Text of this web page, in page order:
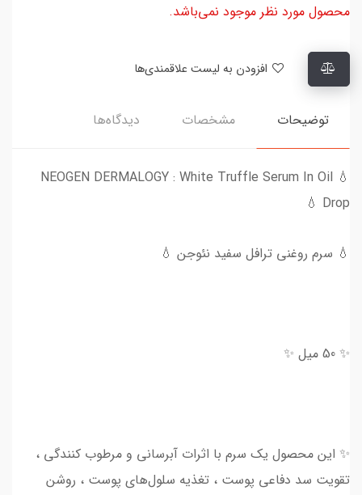
محصول مورد نظر موجود نمی‌باشد.
توضیحات مشخصات دیدگاه‌ها
💧 NEOGEN DERMALOGY : White Truffle Serum In Oil
Drop 💧
💧 سرم روغنی ترافل سفید نئوجن 💧
✨ 50 میل ✨
✨ این محصول یک سرم با اثرات آبرسانی و مرطوب کنندگی ،
تقویت سد دفاعی پوست ، تغذیه سلول‌های پوست ، روشن